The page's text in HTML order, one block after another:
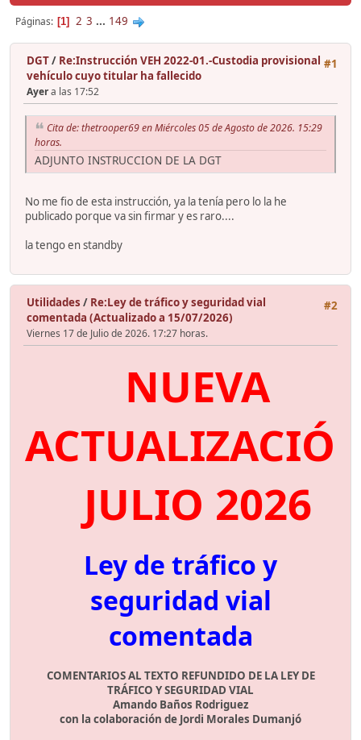
Páginas 1 2 3 ... 149
#1
DGT/ Re:Instrucción VEH 2022-01.-Custodia provisional
vehículo cuyo titular ha fallecido
Ayera las 17:52
Cita de: thetrooper69 en Miércoles 05 de Agosto de 2026. 15:29
horas.
ADJUNTO INSTRUCCION DE LA DGT
No me fio de esta instrucción, ya la tenía pero lo la he
publicado porque va sin firmar y es raro....
la tengo en standby
#2
Utilidades / Re:Ley de tráfico y seguridad vial
comentada (Actualizado a 15/07/2026)
Viernes 17 de Julio de 2026. 17:27 horas.
NUEVA
JULIO 2026
Ley de tráfico y
seguridad vial
comentada
COMENTARIOS AL TEXTO REFUNDIDO DE LA LEY DE
TRÁFICO Y SEGURIDAD VIAL
Amando Baños Rodriguez
con la colaboración de Jordi Morales Dumanjó